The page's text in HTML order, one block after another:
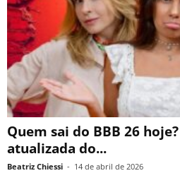
Quem sai do BBB 26
atualizada do...
Beatriz Chiessi - 14 de abril de 2026